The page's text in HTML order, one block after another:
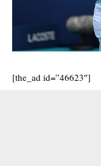
[the_ad id=”46623″]